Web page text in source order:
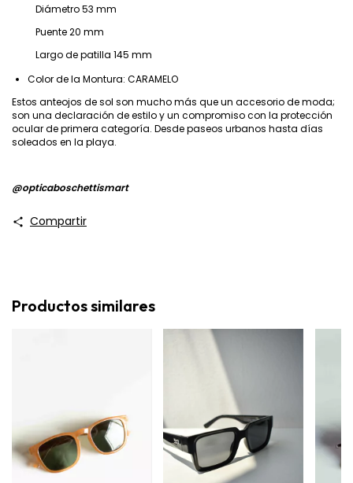
Diámetro 53 mm
Puente 20 mm
Largo de patilla 145 mm
Color de la Montura: CARAMELO
Estos anteojos de sol son mucho más que un accesorio de moda;
son una declaración de estilo y un compromiso con la protección
ocular de primera categoría. Desde paseos urbanos hasta días
soleados en la playa.
@opticaboschettismart
Compartir
Productos similares